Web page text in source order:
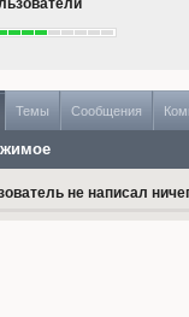
Темы Сообщения
не написал